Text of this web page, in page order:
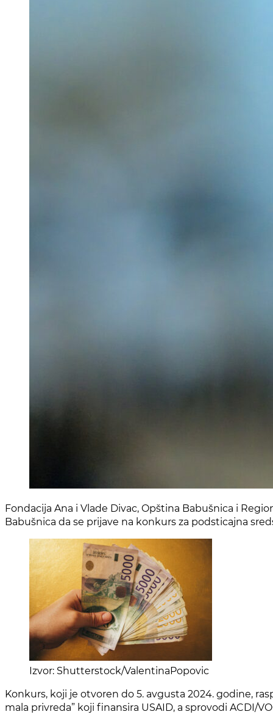
Fondacija Ana i Vlade Divac, Opština Babušnica i
Babušnica da se prijave na konkurs za podsticajna
Izvor: Shutterstock/ValentinaPopovic
Konkurs, koji je otvoren do 5. avgusta 2024. godine,
mala privreda” koji finansira USAID, a sprovodi ACDI/